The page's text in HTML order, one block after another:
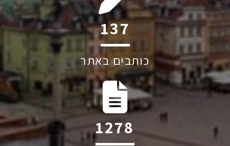
212
כותבים באתר
1971